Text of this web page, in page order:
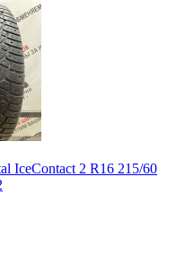
IceContact 2 R16 215/60